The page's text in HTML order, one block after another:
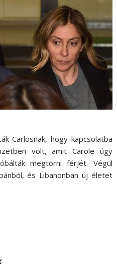
Carlosnak, hogy kapcsolatba
volt, amit Carole úgy
megtörni férjét. Végül
és Libanonban új életet